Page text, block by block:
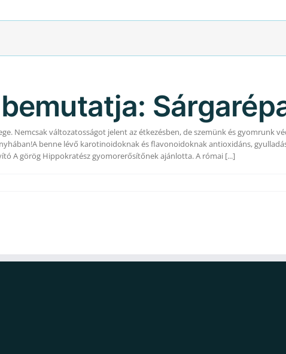
Nemcsak változatosságot jelent az étkezésben, de szemünk és gyomrunk
benne lévő karotinoidoknak és flavonoidoknak antioxidáns,
A görög Hippokratész gyomorerősítőnek ajánlotta. A római [...]